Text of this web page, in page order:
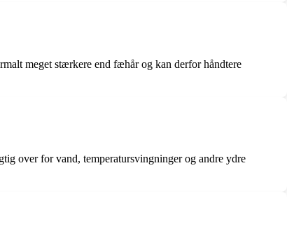
meget stærkere end fæhår og kan derfor håndtere
over for vand, temperatursvingninger og andre ydre